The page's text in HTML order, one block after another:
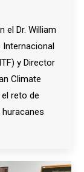
el Dr. William
Internacional
y Director
Climate
reto de